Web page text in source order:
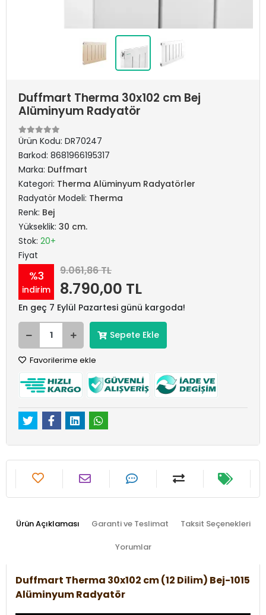
Duffmart Therma 30x102 cm Bej
Alüminyum Radyatör
Ürün Kodu: DR70247
Barkod: 8681966195317
Marka: Duffmart
Kategori: Therma Alüminyum Radyatörler
Radyatör Modeli: Therma
Renk: Bej
Yükseklik: 30 cm.
Stok: 20+
Fiyat
%3
indirim
9.061,86 TL
8.790,00 TL
En geç 7 Eylül Pazartesi günü kargoda!
Sepete Ekle
Favorilerime ekle
Ürün Açıklaması Garanti ve Teslimat Taksit Seçenekleri
Yorumlar
Duffmart Therma 30x102 cm (12 Dilim) Bej-1015
Alüminyum Radyatör